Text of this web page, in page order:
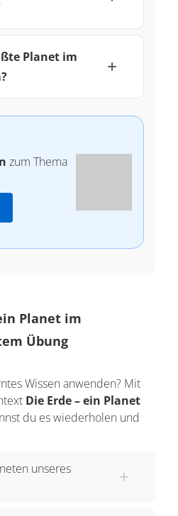
Planet im
zum Thema
Planet im
Übung
Wissen anwenden? Mit
Die Erde – ein Planet
du es wiederholen und
unseres